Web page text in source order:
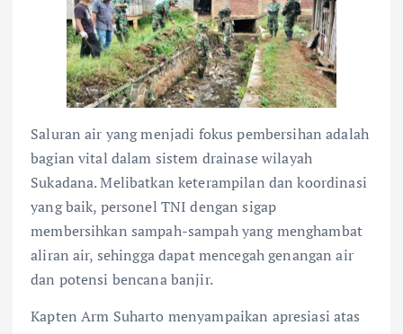
Saluran air yang menjadi fokus pembersihan adalah
bagian vital dalam sistem drainase wilayah
Sukadana. Melibatkan keterampilan dan koordinasi
yang baik, personel TNI dengan sigap
membersihkan sampah-sampah yang menghambat
aliran air, sehingga dapat mencegah genangan air
dan potensi bencana banjir.
Kapten Arm Suharto menyampaikan apresiasi atas